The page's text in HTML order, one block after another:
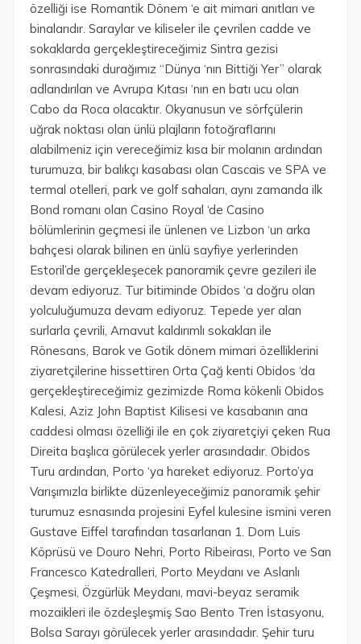
özelliği ise Romantik Dönem ‘e ait mimari anıtları ve
binalarıdır. Saraylar ve kiliseler ile çevrilen cadde ve
sokaklarda gerçekleştireceğimiz Sintra gezisi
sonrasındaki durağımız “Dünya ‘nın Bittiği Yer” olarak
adlandırılan ve Avrupa Kıtası ‘nın en batı ucu olan
Cabo da Roca olacaktır. Okyanusun ve sörfçülerin
uğrak noktası olan ünlü plajların fotoğraflarını
alabilmeniz için vereceğimiz kısa bir molanın ardından
turumuza, bir balıkçı kasabası olan Cascais ve SPA ve
termal otelleri, park ve golf sahaları, aynı zamanda ilk
Bond romanı olan Casino Royal ‘de Casino
bölümlerinin geçmesi ile ünlenen ve Lizbon ‘un arka
bahçesi olarak bilinen en ünlü sayfiye yerlerinden
Estoril’de gerçekleşecek panoramik çevre gezileri ile
devam ediyoruz. Tur bitiminde Obidos ‘a doğru olan
yolculuğumuza devam ediyoruz. Tepede yer alan
surlarla çevrili, Arnavut kaldırımlı sokakları ile
Rönesans, Barok ve Gotik dönem mimari özelliklerini
ziyaretçilerine hissettiren Orta Çağ kenti Obidos ‘da
gerçekleştireceğimiz gezimizde Roma kökenli Obidos
Kalesi, Aziz John Baptist Kilisesi ve kasabanın ana
caddesi olması özelliği ile en çok ziyaretçiyi çeken Rua
Direita başlıca görülecek yerler arasındadır. Obidos
Turu ardından, Porto ‘ya hareket ediyoruz. Porto’ya
Varışımızla birlikte düzenleyeceğimiz panoramik şehir
turumuz esnasında projesini Eyfel kulesine ismini veren
Gustave Eiffel tarafından tasarlanan 1. Dom Luis
Köprüsü ve Douro Nehri, Porto Ribeirası, Porto ve San
Francesco Katedralleri, Porto Meydanı ve Aslanlı
Çeşmesi, Özgürlük Meydanı, mavi-beyaz seramik
mozaikleri ile özdeşleşmiş Sao Bento Tren İstasyonu,
Bolsa Sarayı görülecek yerler arasındadır. Şehir turu